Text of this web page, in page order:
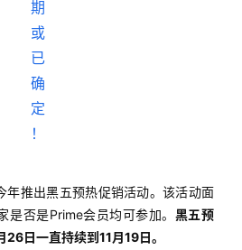
年推出黑五预热促销活动。该活动面
是否是Prime会员均可参加。 黑五预
日一直持续到11月19日。